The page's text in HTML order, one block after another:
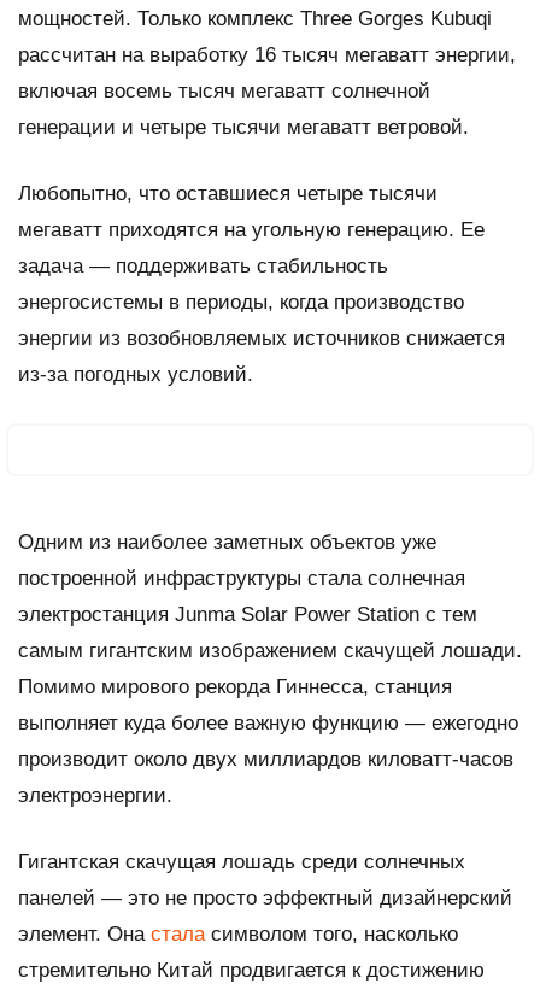
мощностей. Только комплекс Three Gorges Kubuqi
рассчитан на выработку 16 тысяч мегаватт энергии,
включая восемь тысяч мегаватт солнечной
генерации и четыре тысячи мегаватт ветровой.
Любопытно, что оставшиеся четыре тысячи
мегаватт приходятся на угольную генерацию. Ее
задача — поддерживать стабильность
энергосистемы в периоды, когда производство
энергии из возобновляемых источников снижается
из-за погодных условий.
Одним из наиболее заметных объектов уже
построенной инфраструктуры стала солнечная
электростанция Junma Solar Power Station с тем
самым гигантским изображением скачущей лошади.
Помимо мирового рекорда Гиннесса, станция
выполняет куда более важную функцию — ежегодно
производит около двух миллиардов киловатт-часов
электроэнергии.
Гигантская скачущая лошадь среди солнечных
панелей — это не просто эффектный дизайнерский
элемент. Она сталасимволом того, насколько
стремительно Китай продвигается к достижению